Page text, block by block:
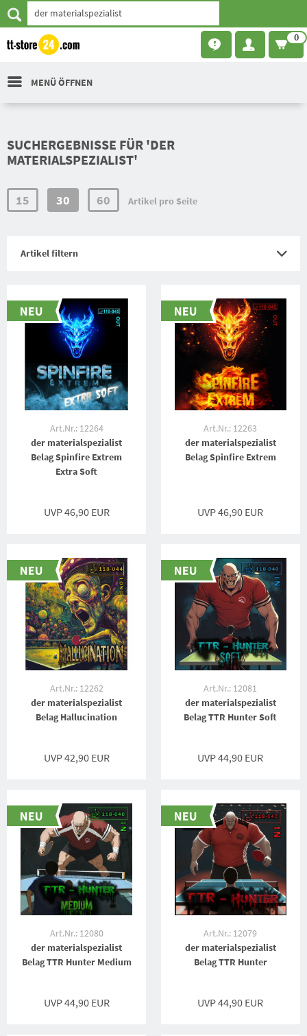
0
MENÜ ÖFFNEN
SUCHERGEBNISSE FÜR 'DER
MATERIALSPEZIALIST'
Artikel filtern
15 30 60 Artikel pro Seite
Art.Nr.: 12264
der materialspezialist
Belag Spinfire Extrem
Extra Soft
UVP 46,90 EUR
Art.Nr.: 12263
der materialspezialist
Belag Spinfire Extrem
UVP 46,90 EUR
Art.Nr.: 12262
der materialspezialist
Belag Hallucination
UVP 42,90 EUR
Art.Nr.: 12081
der materialspezialist
Belag TTR Hunter Soft
UVP 44,90 EUR
Art.Nr.: 12080
der materialspezialist
Belag TTR Hunter Medium
UVP 44,90 EUR
Art.Nr.: 12079
der materialspezialist
Belag TTR Hunter
UVP 44,90 EUR